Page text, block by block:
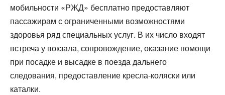
мобильности «РЖД» бесплатно предоставляют
пассажирам с ограниченными возможностями
здоровья ряд специальных услуг. В их число входят
встреча у вокзала, сопровождение, оказание помощи
при посадке и высадке в поезда дальнего
следования, предоставление кресла-коляски или
каталки.